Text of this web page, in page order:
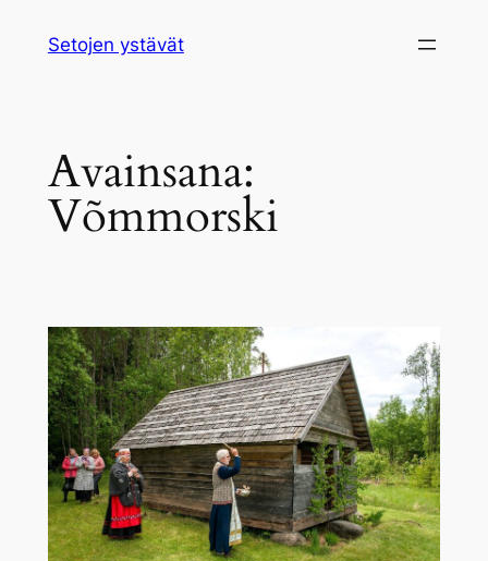
sisältöön
Setojen ystävät
Avainsana:
Võmmorski